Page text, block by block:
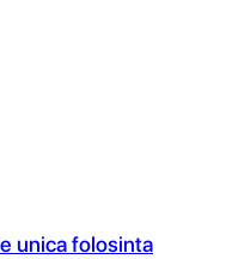
unica folosinta